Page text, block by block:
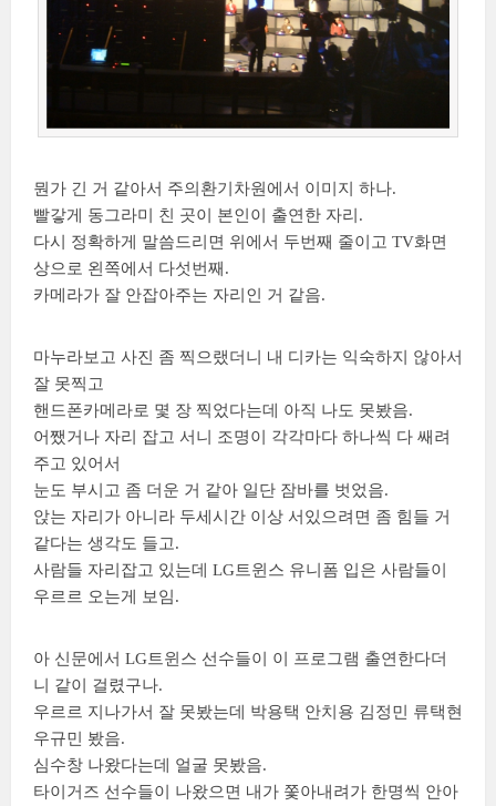
뭔가 긴 거 같아서 주의환기차원에서 이미지 하나.
빨갛게 동그라미 친 곳이 본인이 출연한 자리.
다시 정확하게 말씀드리면 위에서 두번째 줄이고 TV화면
상으로 왼쪽에서 다섯번째.
카메라가 잘 안잡아주는 자리인 거 같음.
마누라보고 사진 좀 찍으랬더니 내 디카는 익숙하지 않아서
잘 못찍고
핸드폰카메라로 몇 장 찍었다는데 아직 나도 못봤음.
어쨌거나 자리 잡고 서니 조명이 각각마다 하나씩 다 쌔려
주고 있어서
눈도 부시고 좀 더운 거 같아 일단 잠바를 벗었음.
앉는 자리가 아니라 두세시간 이상 서있으려면 좀 힘들 거
같다는 생각도 들고.
사람들 자리잡고 있는데 LG트윈스 유니폼 입은 사람들이
우르르 오는게 보임.
아 신문에서 LG트윈스 선수들이 이 프로그램 출연한다더
니 같이 걸렸구나.
우르르 지나가서 잘 못봤는데 박용택 안치용 김정민 류택현
우규민 봤음.
심수창 나왔다는데 얼굴 못봤음.
타이거즈 선수들이 나왔으면 내가 쫓아내려가 한명씩 안아